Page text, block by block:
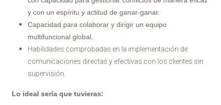
y con un espíritu y actitud de ganar-ganar.
Capacidad para colaborar y dirigir un equipo
multifuncional global.
Habilidades comprobadas en la implementación de
comunicaciones directas y efectivas con los clientes sin
supervisión.
Lo ideal sería que tuvieras: